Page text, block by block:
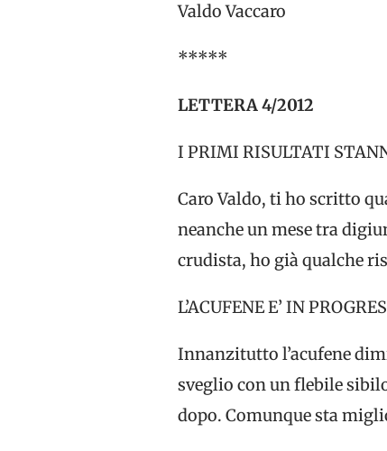
Valdo Vaccaro
*****
LETTERA 4/2012
I PRIMI RISULTATI
Caro Valdo, ti ho scritto
neanche un mese tra
crudista, ho già qualche
L’ACUFENE E’ IN
Innanzitutto l’acufene
sveglio con un flebile
dopo. Comunque sta